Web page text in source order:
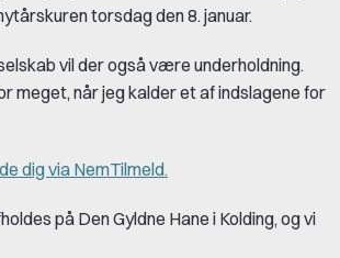
torsdag den 8. januar.
vil der også være underholdning.
meget, når jeg kalder et af indslagene for
dig via NemTilmeld.
på Den Gyldne Hane i Kolding, og vi